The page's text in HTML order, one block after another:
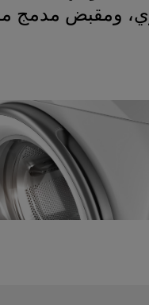
ومقبض مدمج